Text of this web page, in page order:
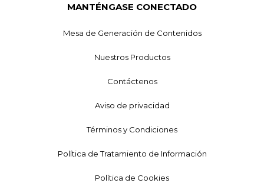
MANTÉNGASE CONECTADO
Mesa de Generación de Contenidos
Nuestros Productos
Contáctenos
Aviso de privacidad
Términos y Condiciones
Política de Tratamiento de Información
Política de Cookies